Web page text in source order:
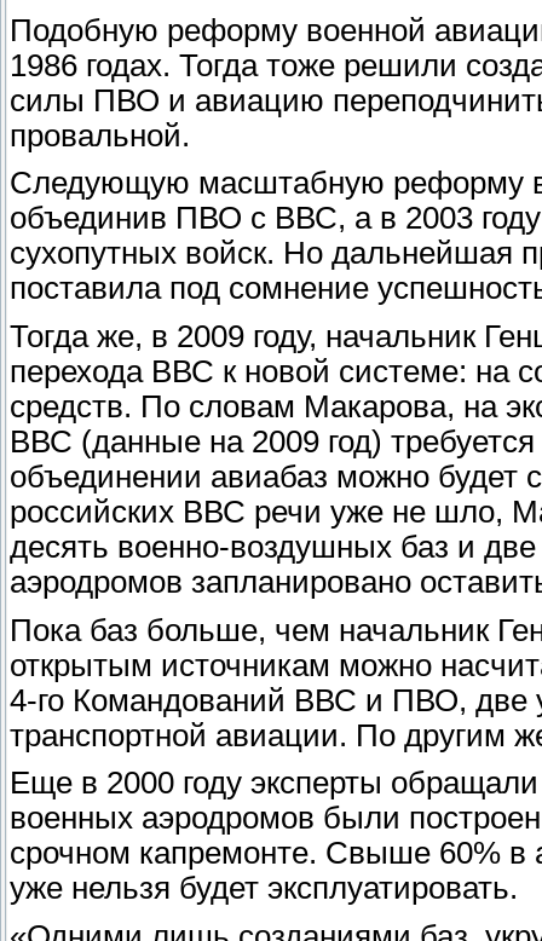
Подобную реформу военной
1986 годах. Тогда тоже решили
силы ПВО и авиацию
провальной.
Следующую масштабную реформу в
объединив ПВО с ВВС, а в 2003
сухопутных войск. Но дальнейшая
поставила под сомнение
Тогда же, в 2009 году, начальник
перехода ВВС к новой системе: на
средств. По словам Макарова, на
ВВС (данные на 2009 год)
объединении авиабаз можно будет
российских ВВС речи уже не шло,
десять военно-воздушных баз и
аэродромов запланировано
Пока баз больше, чем начальник
открытым источникам можно
4-го Командований ВВС и ПВО, две
транспортной авиации. По другим
Еще в 2000 году эксперты
военных аэродромов были
срочном капремонте. Свыше 60% в
уже нельзя будет эксплуатировать.